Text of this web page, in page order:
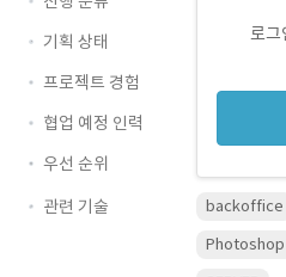
로그
기획 상태
프로젝트 경험
협업 예정 인력
우선 순위
관련 기술
backoffice
Photoshop